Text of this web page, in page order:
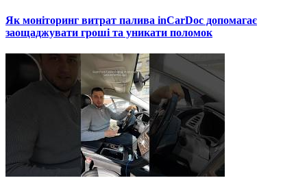
Як моніторинг витрат палива inCarDoc допомагає
заощаджувати гроші та уникати поломок